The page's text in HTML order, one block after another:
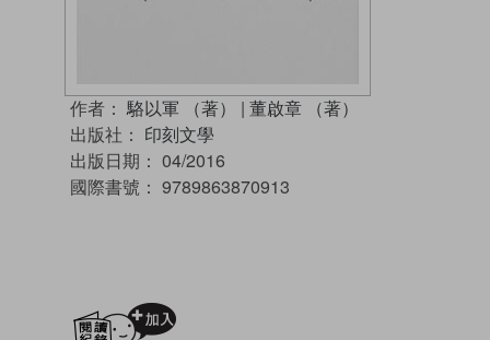
作者： 駱以軍 （著） | 董啟章 （著）
出版社： 印刻文學
出版日期： 04/2016
國際書號： 9789863870913